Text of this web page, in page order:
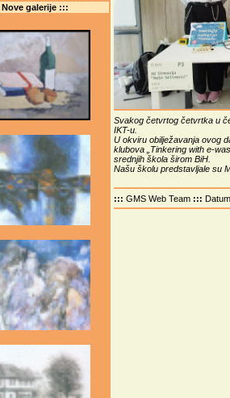
galerije :::
Svakog četvrtog četvrtka u
IKT-u.
U okviru obilježavanja ovog
klubova „Tinkering with e-
srednjih škola širom BiH.
Našu školu predstavljale su
::: GMS Web Team :::